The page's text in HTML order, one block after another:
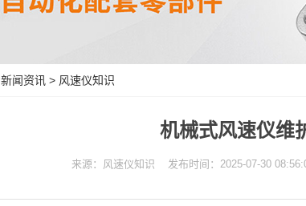
新闻资讯 > 风速仪知识
机械式风速仪维
来源：风速仪知识 发布时间：2025-07-30